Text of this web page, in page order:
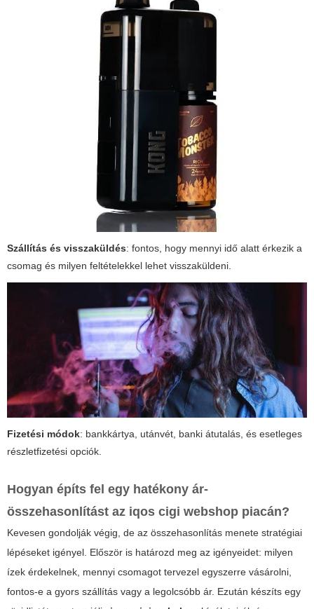
Szállítás és visszaküldés: fontos, hogy mennyi idő alatt érkezik a
csomag és milyen feltételekkel lehet visszaküldeni.
Fizetési módok: bankkártya, utánvét, banki átutalás, és esetleges
részletfizetési opciók.
Hogyan építs fel egy hatékony ár-
összehasonlítást az iqos cigi webshop piacán?
Kevesen gondolják végig, de az összehasonlítás menete stratégiai
lépéseket igényel. Először is határozd meg az igényeidet: milyen
ízek érdekelnek, mennyi csomagot tervezel egyszerre vásárolni,
fontos-e a gyors szállítás vagy a legolcsóbb ár. Ezután készíts egy